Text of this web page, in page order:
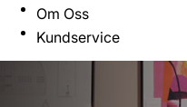
Om Oss
Kundservice